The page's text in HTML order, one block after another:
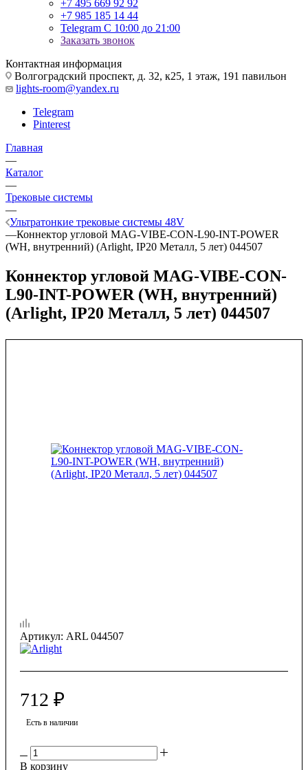
+7 495 669 92 92
+7 985 185 14 44
Telegram С 10:00 до 21:00
Заказать звонок
Контактная информация
Волгоградский проспект, д. 32, к25, 1 этаж, 191 павильон
lights-room@yandex.ru
Telegram
Pinterest
Главная
—
Каталог
—
Трековые системы
—
Ультратонкие трековые системы 48V
—Коннектор угловой MAG-VIBE-CON-L90-INT-POWER
(WH, внутренний) (Arlight, IP20 Металл, 5 лет) 044507
Коннектор угловой MAG-VIBE-CON-
L90-INT-POWER (WH, внутренний)
(Arlight, IP20 Металл, 5 лет) 044507
Артикул: ARL 044507
712 ₽
Есть в наличии
В корзину